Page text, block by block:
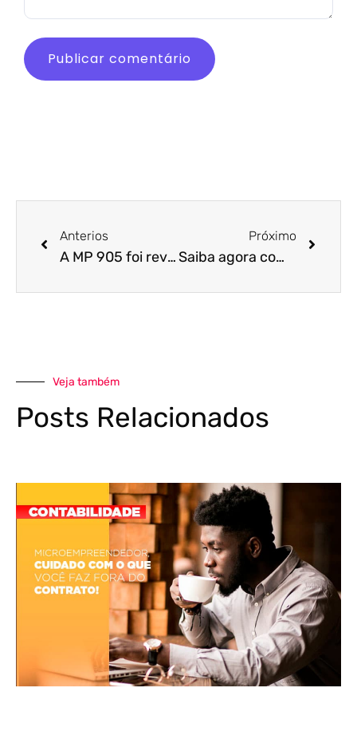
Anterios
A MP 905 foi revogada! Confira o que mudou e o que não!
Próximo
Saiba agora como a tecnologia te ajuda a gerir sua equipe mesmo estando distante!
Veja também
Posts Relacionados